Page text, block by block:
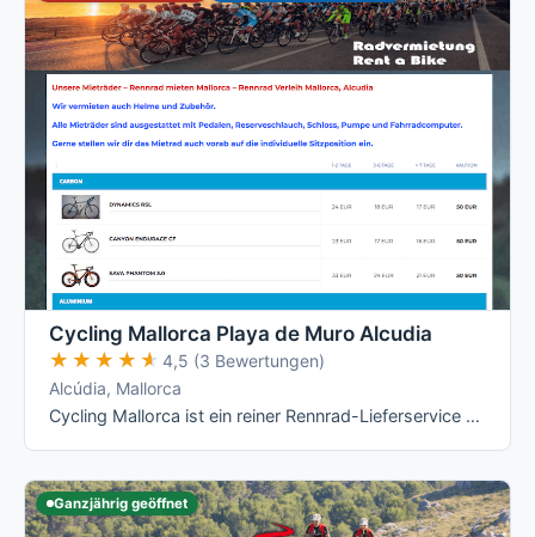
Cycling Mallorca Playa de Muro Alcudia
★★★★★
★★★★★ 4,5 (3 Bewertungen)
Alcúdia, Mallorca
Cycling Mallorca ist ein reiner Rennrad-Lieferservice ohne klassisches Ladengeschäft für Selbstabholer zur Öffnungszeit: Bestellung online, …
Ganzjährig geöffnet